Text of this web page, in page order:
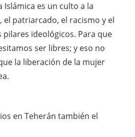
Islámica es un culto a la
el patriarcado, el racismo y el
ideológicos. Para que
ser libres; y eso no
la liberación de la mujer
en Teherán también el